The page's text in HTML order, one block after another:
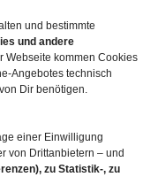
und bestimmte
und andere
Webseite kommen Cookies
Angebotes technisch
Dir benötigen.
einer Einwilligung
von Drittanbietern – und
zu Statistik-, zu